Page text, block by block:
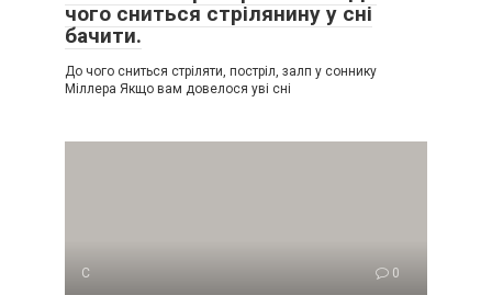
чого сниться стрілянину у сні
бачити.
До чого сниться стріляти, постріл, залп у соннику
Міллера Якщо вам довелося уві сні
С 0